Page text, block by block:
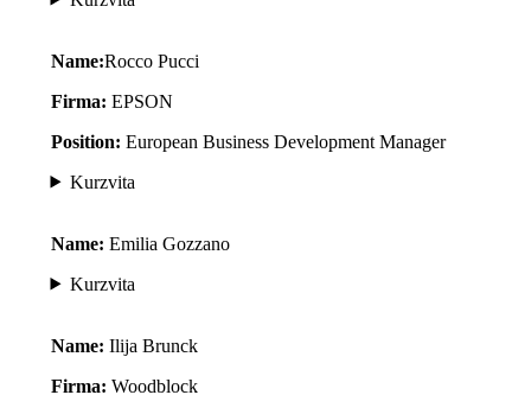
Name:Rocco Pucci
Firma: EPSON
Position: European Business Development Manager
Kurzvita
Name: Emilia Gozzano
Kurzvita
Name: Ilija Brunck
Firma: Woodblock